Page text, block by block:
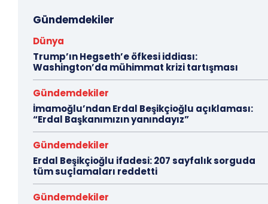
Gündemdekiler
Dünya
Trump’ın Hegseth’e öfkesi iddiası:
Washington’da mühimmat krizi tartışması
Gündemdekiler
İmamoğlu’ndan Erdal Beşikçioğlu açıklaması:
“Erdal Başkanımızın yanındayız”
Gündemdekiler
Erdal Beşikçioğlu ifadesi: 207 sayfalık sorguda
tüm suçlamaları reddetti
Gündemdekiler